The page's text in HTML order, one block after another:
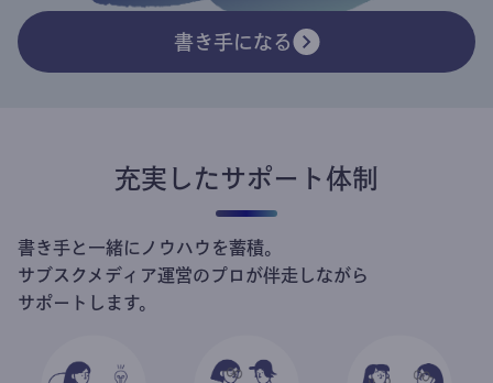
書き手になる
充実したサポート体制
書き手と一緒にノウハウを蓄積。
サブスクメディア運営のプロが伴走しながら
サポートします。